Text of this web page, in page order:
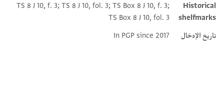
Historical
shelfmarks
TS 8 J 10, f. 3; TS 8 J 10, fol. 3; TS Box 8 J 10, f. 3;
TS Box 8 J 10, fol. 3
تاريخ الإدخال
In PGP since 2017